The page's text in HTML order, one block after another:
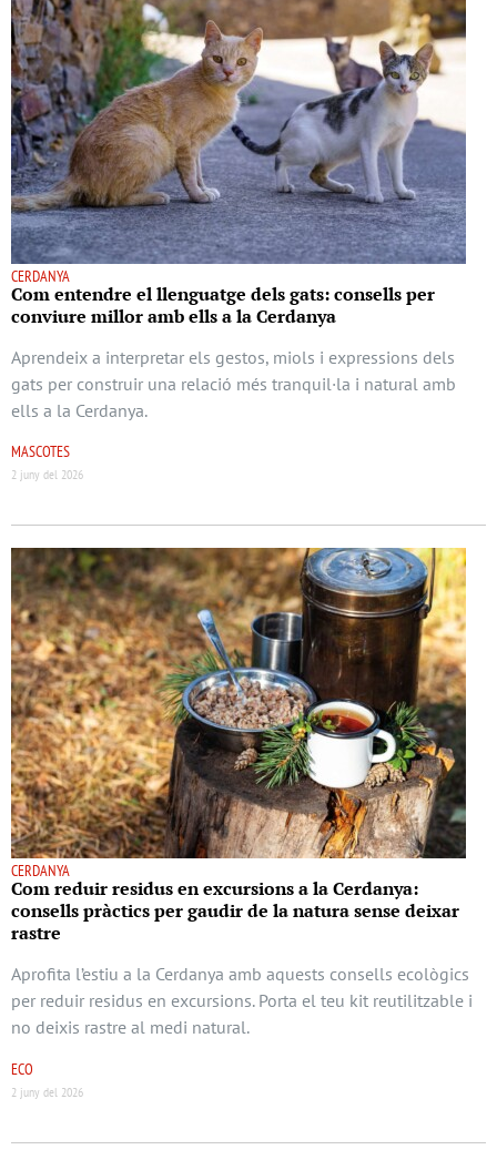
CERDANYA
Com entendre el llenguatge dels gats: consells per
conviure millor amb ells a la Cerdanya
Aprendeix a interpretar els gestos, miols i expressions dels
gats per construir una relació més tranquil·la i natural amb
ells a la Cerdanya.
MASCOTES
2 juny del 2026
CERDANYA
Com reduir residus en excursions a la Cerdanya:
consells pràctics per gaudir de la natura sense deixar
rastre
Aprofita l’estiu a la Cerdanya amb aquests consells ecològics
per reduir residus en excursions. Porta el teu kit reutilitzable i
no deixis rastre al medi natural.
ECO
2 juny del 2026